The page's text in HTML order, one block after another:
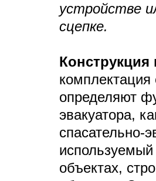
устройстве
сцепке.
Конструкция
комплектация
определяют
эвакуатора,
спасательно-
объектах,